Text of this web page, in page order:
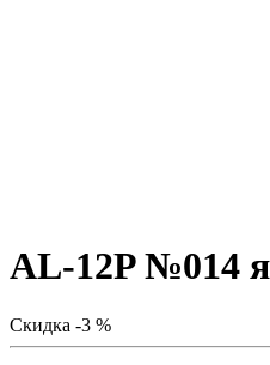
AL-12P №014
Скидка -3 %